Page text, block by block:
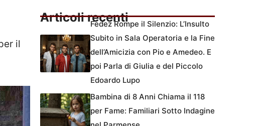
il
Articoli recentiFedez Rompe il Silenzio: L’Insulto
Subito in Sala Operatoria e la Fine
dell’Amicizia con Pio e Amedeo. E
poi Parla di Giulia e del Piccolo
Edoardo Lupo
Bambina di 8 Anni Chiama il 118
per Fame: Familiari Sotto Indagine